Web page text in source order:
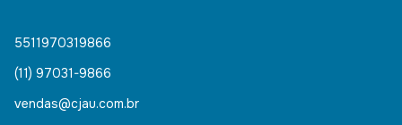
5511970319866
(11) 97031-9866
vendas@cjau.com.br